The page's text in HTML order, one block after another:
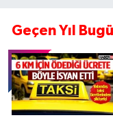
Geçen Yıl